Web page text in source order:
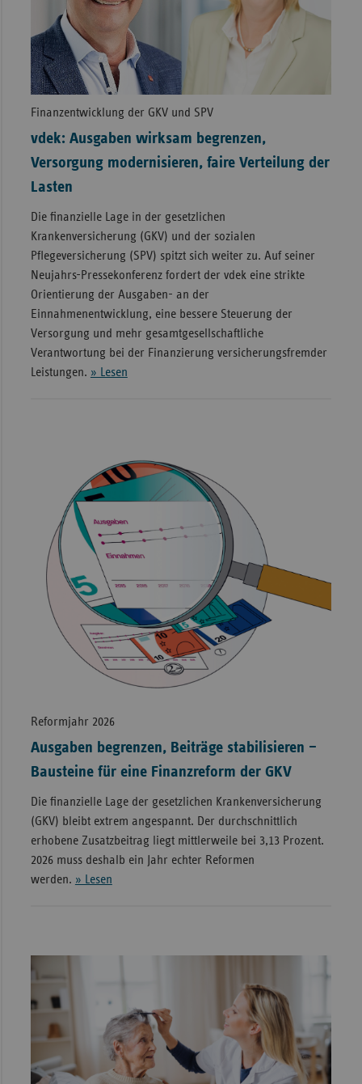
Finanzentwicklung der GKV und SPV
vdek: Ausgaben wirksam begrenzen,
Versorgung modernisieren, faire Verteilung der
Lasten
Die finanzielle Lage in der gesetzlichen
Krankenversicherung (GKV) und der sozialen
Pflegeversicherung (SPV) spitzt sich weiter zu. Auf seiner
Neujahrs-Pressekonferenz fordert der vdek eine strikte
Orientierung der Ausgaben- an der
Einnahmenentwicklung, eine bessere Steuerung der
Versorgung und mehr gesamtgesellschaftliche
Verantwortung bei der Finanzierung versicherungsfremder
Leistungen. » Lesen
Reformjahr 2026
Ausgaben begrenzen, Beiträge stabilisieren –
Bausteine für eine Finanzreform der GKV
Die finanzielle Lage der gesetzlichen Krankenversicherung
(GKV) bleibt extrem angespannt. Der durchschnittlich
erhobene Zusatzbeitrag liegt mittlerweile bei 3,13 Prozent.
2026 muss deshalb ein Jahr echter Reformen
werden. » Lesen